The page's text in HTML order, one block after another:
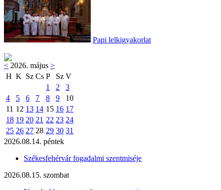
Papi lelkigyakorlat
< 2026. május >
H K Sz Cs P Sz V
1
2
3
4
5 6 7 8 9
10
11 12 13 14 15 16 17
18 19 20 21 22 23 24
25 26 27 28 29 30 31
2026.08.14. péntek
Székesfehérvár fogadalmi szentmiséje
2026.08.15. szombat